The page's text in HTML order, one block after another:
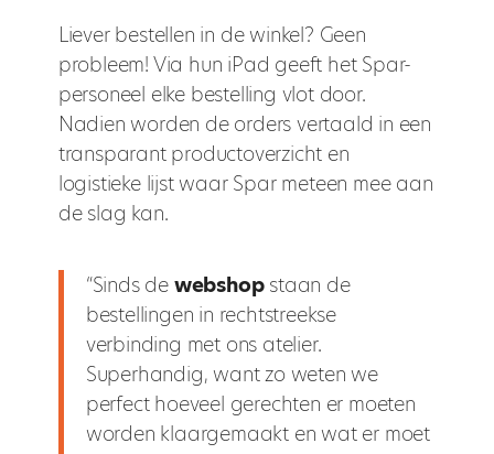
Liever bestellen in de winkel? Geen
probleem! Via hun iPad geeft het Spar-
personeel elke bestelling vlot door.
Nadien worden de orders vertaald in een
transparant productoverzicht en
logistieke lijst waar Spar meteen mee aan
de slag kan.
“Sinds de webshopstaan de
bestellingen in rechtstreekse
verbinding met ons atelier.
Superhandig, want zo weten we
perfect hoeveel gerechten er moeten
worden klaargemaakt en wat er moet